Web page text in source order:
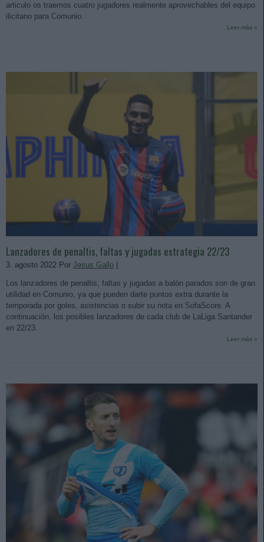
articulo os traemos cuatro jugadores realmente aprovechables del equipo
ilicitano para Comunio.
Leer más »
Lanzadores de penaltis, faltas y jugadas estrategia 22/23
3. agosto 2022 Por Jesus Gallo
Los lanzadores de penaltis, faltas y jugadas a balón parados son de gran
utilidad en Comunio, ya que pueden darte puntos extra durante la
temporada por goles, asistencias o subir su nota en SofaScore. A
continuación, los posibles lanzadores de cada club de LaLiga Santander
en 22/23.
Leer más »